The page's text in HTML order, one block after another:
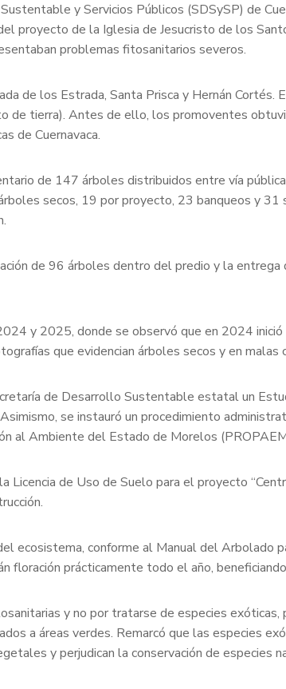
y Servicios Públicos (SDSySP) de
proyecto de la Iglesia de Jesucristo de los
problemas fitosanitarios severos.
de los Estrada, Santa Prisca y Hernán
de tierra). Antes de ello, los promoventes
de Cuernavaca.
de 147 árboles distribuidos entre vía
secos, 19 por proyecto, 23 banqueos y 31
de 96 árboles dentro del predio y la
y 2025, donde se observó que en 2024
que evidencian árboles secos y en malas
de Desarrollo Sustentable estatal un
se instauró un procedimiento
al Ambiente del Estado de Morelos
de Uso de Suelo para el proyecto
conforme al Manual del Arbolado
prácticamente todo el año,
y no por tratarse de especies
a áreas verdes. Remarcó que las especies
y perjudican la conservación de especies